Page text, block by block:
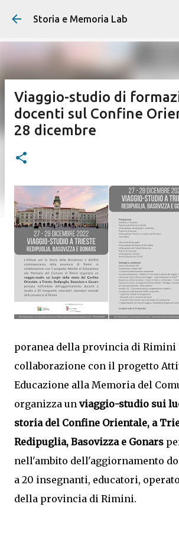
Passa ai contenuti
Storia e Memoria Lab
Viaggio-studio di
docenti sul Confine
28 dicembre
poranea della provincia di Rimini
collaborazione con il progetto
Educazione alla Memoria del
organizza un viaggio-studio sui
storia del Confine Orientale, a
Redipuglia, Basovizza e Gonars
nell'ambito dell'aggiornamento
a 20 insegnanti, educatori,
della provincia di Rimini.